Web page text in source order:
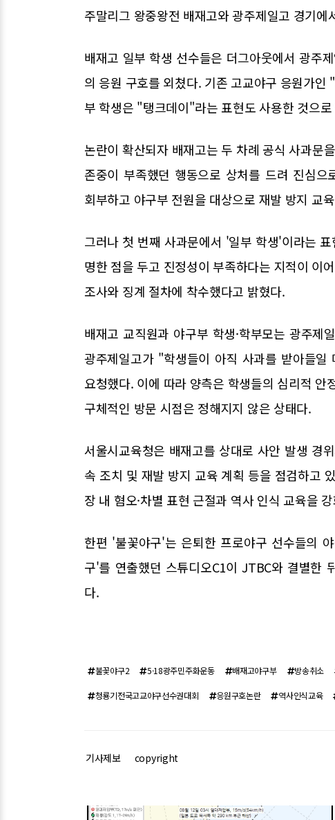
주말리그 왕중왕전 배재고와 광주제일고 경기에
배재고 일부 학생 선수들은 더그아웃에서 광주
의 응원 구호를 외쳤다. 기존 고교야구 응원가
부 학생은 "탱크데이"라는 표현도 사용한 것으
논란이 확산되자 배재고는 두 차례 공식 사과문
존중이 부족했던 행동으로 상처를 드려 진심
회부하고 야구부 전원을 대상으로 재발 방지 교
그러나 첫 번째 사과문에서 '일부 학생'이라는
명한 점을 두고 진정성이 부족하다는 지적이 이
조사와 징계 절차에 착수했다고 밝혔다.
배재고 교직원과 야구부 학생·학부모는 광주
광주제일고가 "학생들이 아직 사과를 받아들
요청했다. 이에 따라 양측은 학생들의 심리적 안
구체적인 방문 시점은 정해지지 않은 상태다.
서울시교육청은 배재고를 상대로 사안 발생 경
속 조치 및 재발 방지 교육 계획 등을 점검하고
장 내 혐오·차별 표현 근절과 역사 인식 교육을
한편 '불꽃야구'는 은퇴한 프로야구 선수들의
구'를 연출했던 스튜디오C1이 JTBC와 결별한
다.
불꽃야구2 5·18광주민주화운동 배재고야구부 방송취소
청룡기전국고교야구선수권대회 응원구호논란 역사인식교육
기사제보 copyright
관련기사